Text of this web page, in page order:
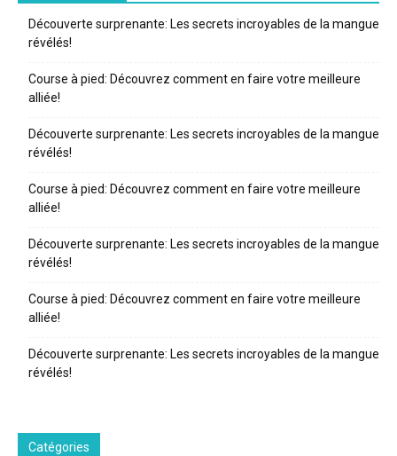
Découverte surprenante: Les secrets incroyables de la mangue
révélés!
Course à pied: Découvrez comment en faire votre meilleure
alliée!
Découverte surprenante: Les secrets incroyables de la mangue
révélés!
Course à pied: Découvrez comment en faire votre meilleure
alliée!
Découverte surprenante: Les secrets incroyables de la mangue
révélés!
Course à pied: Découvrez comment en faire votre meilleure
alliée!
Découverte surprenante: Les secrets incroyables de la mangue
révélés!
Catégories